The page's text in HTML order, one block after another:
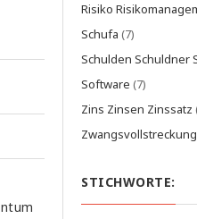
Risiko
Schufa (7)
Schulden Schuldner
Software (7)
Zins Zinsen Zinssatz
STICHWORTE: